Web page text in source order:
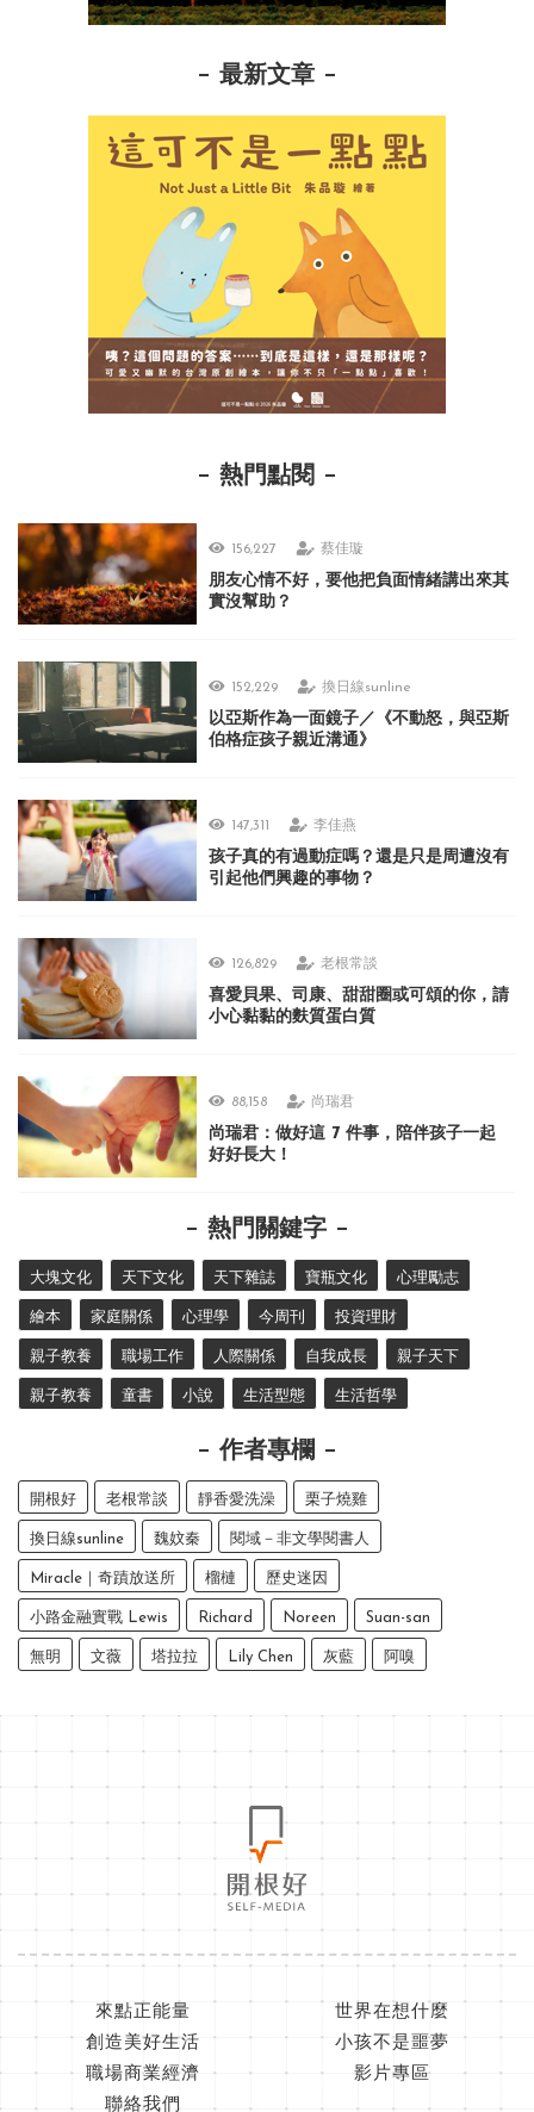
最新文章
熱門點閱
156,227 蔡佳璇
朋友心情不好，要他把負面情緒講出來其
實沒幫助？
152,229 換日線sunline
以亞斯作為一面鏡子／《不動怒，與亞斯
伯格症孩子親近溝通》
147,311 李佳燕
孩子真的有過動症嗎？還是只是周遭沒有
引起他們興趣的事物？
126,829 老根常談
喜愛貝果、司康、甜甜圈或可頌的你，請
小心黏黏的麩質蛋白質
88,158 尚瑞君
尚瑞君：做好這 7 件事，陪伴孩子一起
好好長大！
熱門關鍵字
大塊文化 天下文化 天下雜誌 寶瓶文化 心理勵志
繪本 家庭關係 心理學 今周刊 投資理財
親子教養 職場工作 人際關係 自我成長 親子天下
親子教養 童書 小說 生活型態 生活哲學
作者專欄
開根好 老根常談 靜香愛洗澡 栗子燒雞
換日線sunline 魏妏秦 閱域－非文學閱書人
Miracle｜奇蹟放送所 榴槤 歷史迷因
小路金融實戰 Lewis Richard Noreen Suan-san
無明 文薇 塔拉拉 Lily Chen 灰藍 阿嗅
來點正能量
世界在想什麼
創造美好生活
小孩不是噩夢
職場商業經濟
影片專區
聯絡我們